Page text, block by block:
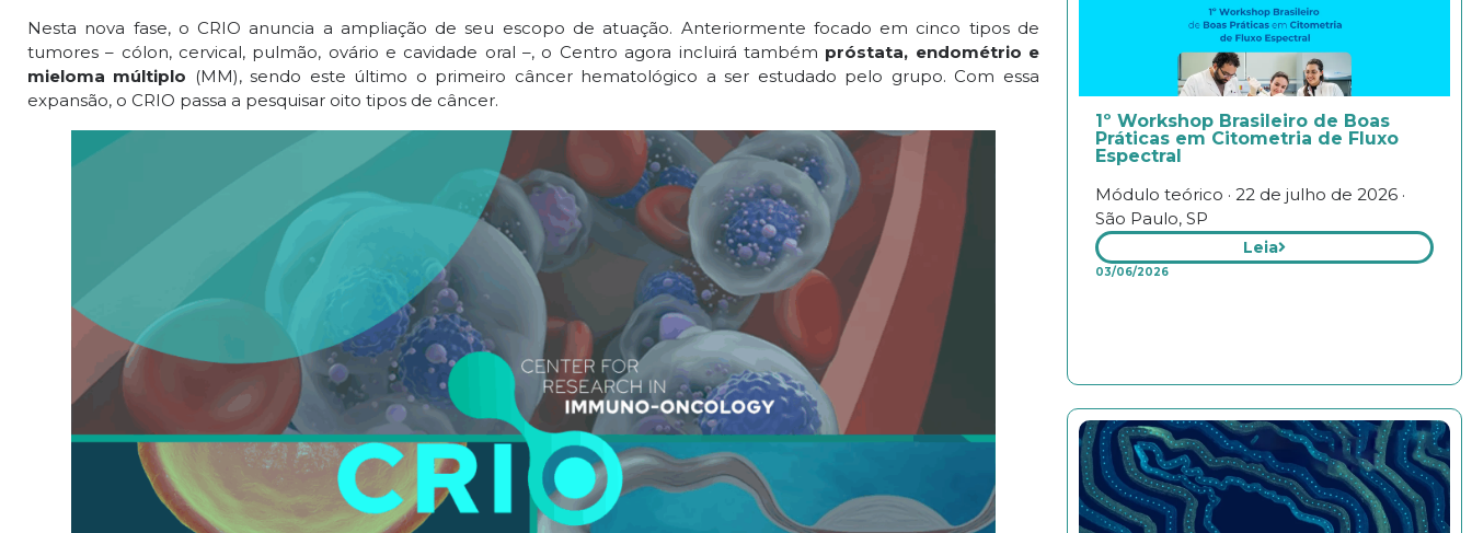
Nesta nova fase, o CRIO anuncia a ampliação de seu escopo de atuação. Anteriormente focado em cinco tipos de
tumores – cólon, cervical, pulmão, ovário e cavidade oral –, o Centro agora incluirá também próstata, endométrio e
mieloma múltiplo (MM), sendo este último o primeiro câncer hematológico a ser estudado pelo grupo. Com essa
expansão, o CRIO passa a pesquisar oito tipos de câncer.
1º Workshop Brasileiro de Boas
Práticas em Citometria de Fluxo
Espectral
Módulo teórico · 22 de julho de 2026 ·
São Paulo, SP
Leia
03/06/2026